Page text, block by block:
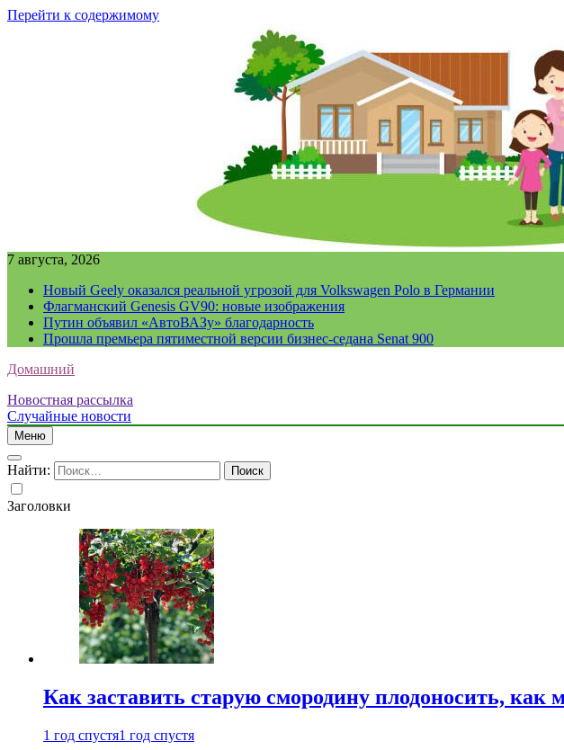
Перейти к содержимому
7 августа, 2026
Новый Geely оказался реальной угрозой для Volkswagen Polo в Германии
Флагманский Genesis GV90: новые изображения
Путин объявил «АвтоВАЗу» благодарность
Прошла премьера пятиместной версии бизнес-седана Senat 900
Домашний
Новостная рассылка
Случайные новости
Меню
Найти:
Заголовки
Как заставить старую смородину плодоносить,
1 год спустя1 год спустя